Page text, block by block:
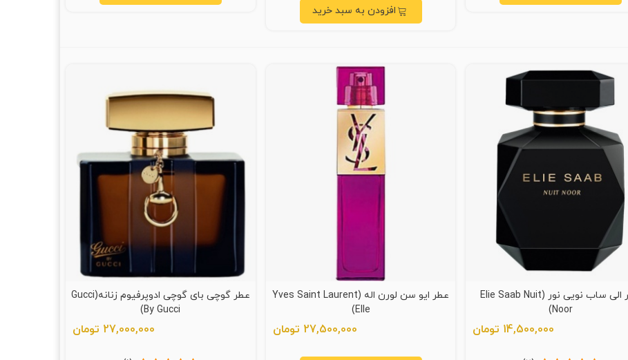
افزودن به سبد خرید
عطر الی ساب نویی نور (Elie Saab Nuit
Noor)
14,500,000 تومان
عطر ایو سن لورن اله (Yves Saint Laurent
Elle)
27,500,000 تومان
عطر گوچی بای گوچی ادوپرفیوم زنانه(Gucci
By Gucci)
27,000,000 تومان